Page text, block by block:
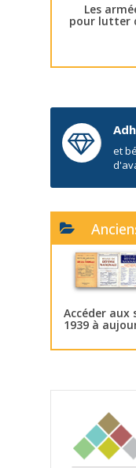
Les
pour lutter
et
Accéder aux
1939 à